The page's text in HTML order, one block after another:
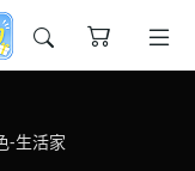
-生活家